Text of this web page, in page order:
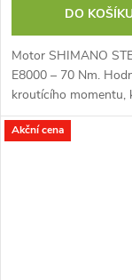
DO
Motor SHIMANO
E8000 – 70 Nm.
kroutícího momentu,
čidla rychlosti jsou
průběžně analyzovány
Akční cena